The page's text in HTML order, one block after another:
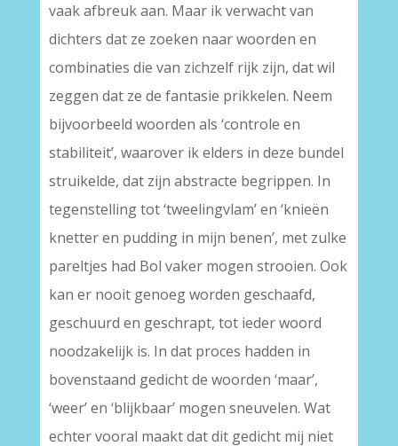
vaak afbreuk aan. Maar ik verwacht van
dichters dat ze zoeken naar woorden en
combinaties die van zichzelf rijk zijn, dat wil
zeggen dat ze de fantasie prikkelen. Neem
bijvoorbeeld woorden als ‘controle en
stabiliteit’, waarover ik elders in deze bundel
struikelde, dat zijn abstracte begrippen. In
tegenstelling tot ‘tweelingvlam’ en ‘knieën
knetter en pudding in mijn benen’, met zulke
pareltjes had Bol vaker mogen strooien. Ook
kan er nooit genoeg worden geschaafd,
geschuurd en geschrapt, tot ieder woord
noodzakelijk is. In dat proces hadden in
bovenstaand gedicht de woorden ‘maar’,
‘weer’ en ‘blijkbaar’ mogen sneuvelen. Wat
echter vooral maakt dat dit gedicht mij niet